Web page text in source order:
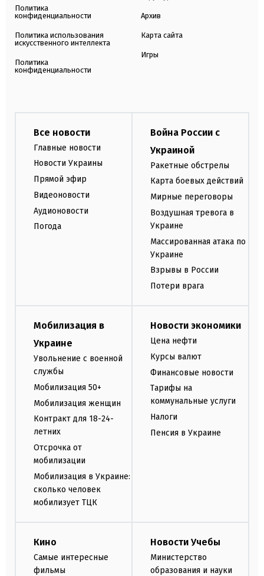
Политика
конфиденциальности
Политика использования
искусственного интеллекта
Политика
конфиденциальности
Архив
Карта сайта
Игры
Все новости
Главные новости
Новости Украины
Прямой эфир
Видеоновости
Аудионовости
Погода
Война России с
Украиной
Ракетные обстрелы
Карта боевых действий
Мирные переговоры
Воздушная тревога в
Украине
Массированная атака по
Украине
Взрывы в России
Потери врага
Мобилизация в
Украине
Увольнение с военной
службы
Мобилизация 50+
Мобилизация женщин
Контракт для 18-24-
летних
Отсрочка от
мобилизации
Мобилизация в Украине:
сколько человек
мобилизует ТЦК
Новости экономики
Цена нефти
Курсы валют
Финансовые новости
Тарифы на
коммунальные услуги
Налоги
Пенсия в Украине
Кино
Самые интересные
фильмы
Новости Учебы
Министерство
образования и науки